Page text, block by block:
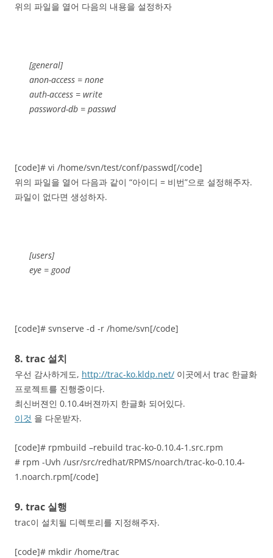
위의 파일을 열어 다음의 내용을 설정하자
[general]
anon-access = none
auth-access = write
password-db = passwd
[code]# vi /home/svn/test/conf/passwd[/code]
위의 파일을 열어 다음과 같이 “아이디 = 비번”으로 설정해주자.
파일이 없다면 생성하자.
[users]
eye = good
[code]# svnserve -d -r /home/svn[/code]
8. trac 설치
우선 감사하게도, http://trac-ko.kldp.net/ 이곳에서 trac 한글화
프로젝트를 진행중이다.
최신버젼인 0.10.4버젼까지 한글화 되어있다.
이것 을 다운받자.
[code]# rpmbuild –rebuild trac-ko-0.10.4-1.src.rpm
# rpm -Uvh /usr/src/redhat/RPMS/noarch/trac-ko-0.10.4-
1.noarch.rpm[/code]
9. trac 실행
trac이 설치될 디렉토리를 지정해주자.
[code]# mkdir /home/trac